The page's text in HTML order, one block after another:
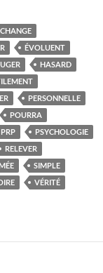
ÉVOLUENT
HASARD
PERSONNELLE
POURRA
PRP
PSYCHOLOGIE
RELEVER
SIMPLE
VÉRITÉ